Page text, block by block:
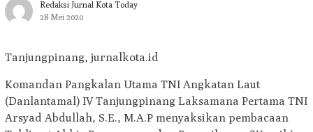
Redaksi Jurnal Kota Today
28 Mei 2020
Tanjungpinang, jurnalkota.id
Komandan Pangkalan Utama TNI Angkatan Laut
(Danlantamal) IV Tanjungpinang Laksamana Pertama TNI
Arsyad Abdullah, S.E., M.A.P menyaksikan pembacaan